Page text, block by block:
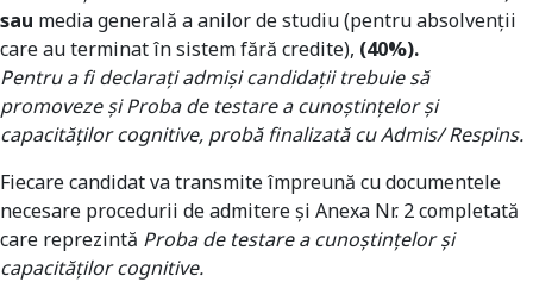
sau media generală a anilor de studiu (pentru absolvenţii
care au terminat în sistem fără credite), (40%).
Pentru a fi declaraţi admişi candidaţii trebuie să
promoveze şi Proba de testare a cunoştinţelor şi
capacităţilor cognitive, probă finalizată cu Admis/ Respins.
Fiecare candidat va transmite împreună cu documentele
necesare procedurii de admitere și Anexa Nr. 2 completată
care reprezintă Proba de testare a cunoştinţelor şi
capacităţilor cognitive.